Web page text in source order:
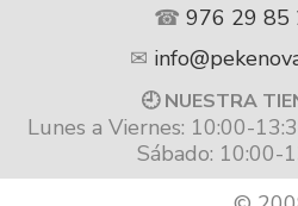
☎976 29 85
✉
🕘 NUESTRA
Lunes a Viernes: 10:00-
Sábado: 10:00-